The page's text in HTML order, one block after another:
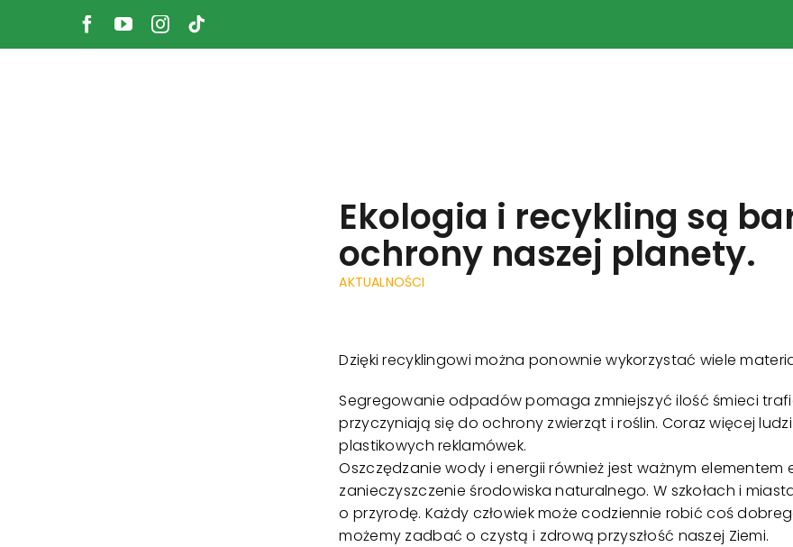
Ekologia i recykling są
ochrony naszej planety.
AKTUALNOŚCI
Dzięki recyklingowi można ponownie wykorzystać wiele
Segregowanie odpadów pomaga zmniejszyć ilość śmieci
przyczyniają się do ochrony zwierząt i roślin. Coraz więcej
plastikowych reklamówek.
Oszczędzanie wody i energii również jest ważnym elementem
zanieczyszczenie środowiska naturalnego. W szkołach i
o przyrodę. Każdy człowiek może codziennie robić coś
możemy zadbać o czystą i zdrową przyszłość naszej Ziemi.